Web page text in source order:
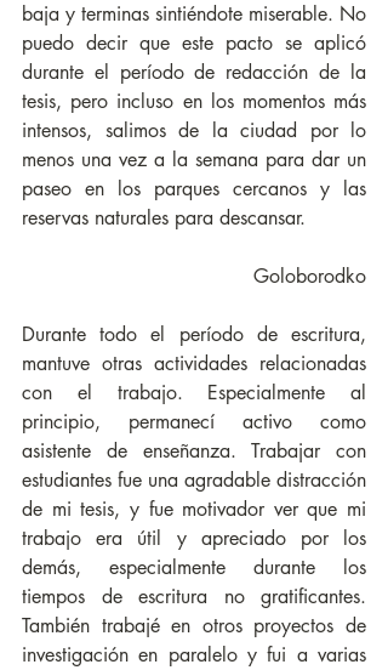
baja y terminas sintiéndote miserable. No
puedo decir que este pacto se aplicó
durante el período de redacción de la
tesis, pero incluso en los momentos más
intensos, salimos de la ciudad por lo
menos una vez a la semana para dar un
paseo en los parques cercanos y las
reservas naturales para descansar.
Goloborodko
Durante todo el período de escritura,
mantuve otras actividades relacionadas
con el trabajo. Especialmente al
principio, permanecí activo como
asistente de enseñanza. Trabajar con
estudiantes fue una agradable distracción
de mi tesis, y fue motivador ver que mi
trabajo era útil y apreciado por los
demás, especialmente durante los
tiempos de escritura no gratificantes.
También trabajé en otros proyectos de
investigación en paralelo y fui a varias